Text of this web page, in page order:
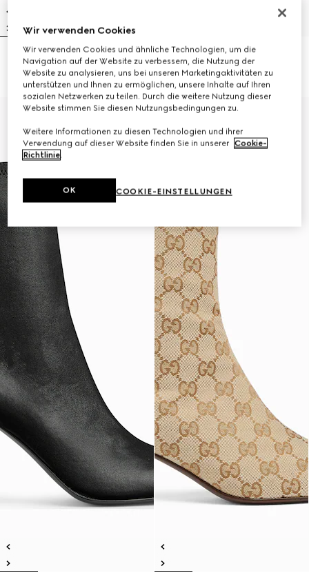
Vittoria Damenstiefelette
CHF 1,270
Signora Damenstiefelette
CHF 1,230
Wir verwenden Cookies
Wir verwenden Cookies und ähnliche Technologien, um die
Navigation auf der Website zu verbessern, die Nutzung der
Website zu analysieren, uns bei unseren Marketingaktivitäten zu
unterstützen und Ihnen zu ermöglichen, unsere Inhalte auf Ihren
sozialen Netzwerken zu teilen. Durch die weitere Nutzung dieser
Website stimmen Sie diesen Nutzungsbedingungen zu.
Weitere Informationen zu diesen Technologien und ihrer
Verwendung auf dieser Website finden Sie in unserer Cookie-
Richtlinie.
COOKIE-EINSTELLUNGEN
OK